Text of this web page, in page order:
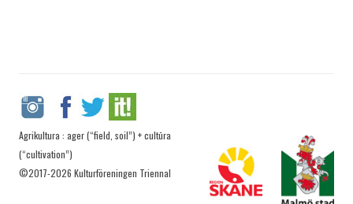
Agrikultura : ager (“field, soil”) + cultūra
(“cultivation”)
©2017-2026 Kulturföreningen Triennal